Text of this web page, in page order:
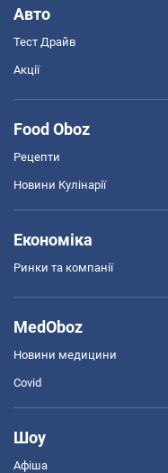
Авто
Тест Драйв
Акції
Food Oboz
Рецепти
Новини Кулінарії
Економіка
Ринки та компанії
MedOboz
Новини медицини
Covid
Шоу
Афіша